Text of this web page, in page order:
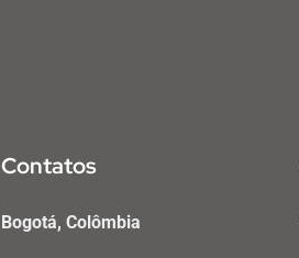
Contatos
Bogotá, Colômbia